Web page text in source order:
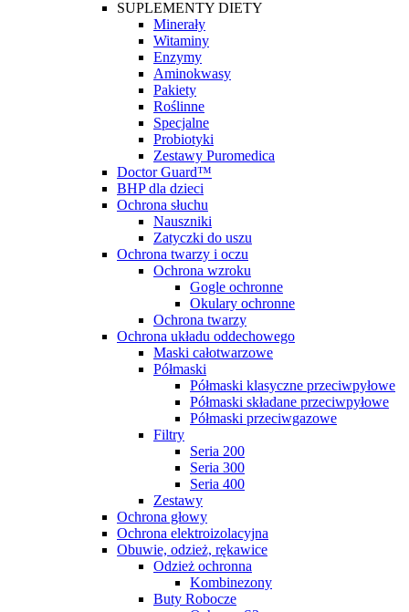
SUPLEMENTY DIETY
Minerały
Witaminy
Enzymy
Aminokwasy
Pakiety
Roślinne
Specjalne
Probiotyki
Zestawy Puromedica
Doctor Guard™
BHP dla dzieci
Ochrona słuchu
Nauszniki
Zatyczki do uszu
Ochrona twarzy i oczu
Ochrona wzroku
Gogle ochronne
Okulary ochronne
Ochrona twarzy
Ochrona układu oddechowego
Maski całotwarzowe
Półmaski
Półmaski klasyczne przeciwpyłowe
Półmaski składane przeciwpyłowe
Półmaski przeciwgazowe
Filtry
Seria 200
Seria 300
Seria 400
Zestawy
Ochrona głowy
Ochrona elektroizolacyjna
Obuwie, odzież, rękawice
Odzież ochronna
Kombinezony
Buty Robocze